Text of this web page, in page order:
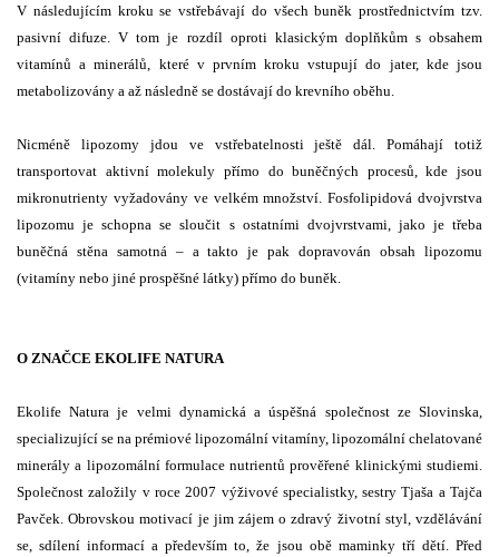
V následujícím kroku se vstřebávají do všech buněk prostřednictvím tzv.
pasivní difuze. V tom je rozdíl oproti klasickým doplňkům s obsahem
vitamínů a minerálů, které v prvním kroku vstupují do jater, kde jsou
metabolizovány a až následně se dostávají do krevního oběhu.
Nicméně lipozomy jdou ve vstřebatelnosti ještě dál. Pomáhají totiž
transportovat aktivní molekuly přímo do buněčných procesů, kde jsou
mikronutrienty vyžadovány ve velkém množství. Fosfolipidová dvojvrstva
lipozomu je schopna se sloučit s ostatními dvojvrstvami, jako je třeba
buněčná stěna samotná – a takto je pak dopravován obsah lipozomu
(vitamíny nebo jiné prospěšné látky) přímo do buněk.
O ZNAČCE EKOLIFE NATURA
Ekolife Natura je velmi dynamická a úspěšná společnost ze Slovinska,
specializující se na prémiové lipozomální vitamíny, lipozomální chelatované
minerály a lipozomální formulace nutrientů prověřené klinickými studiemi.
Společnost založily v roce 2007 výživové specialistky, sestry Tjaša a Tajča
Pavček. Obrovskou motivací je jim zájem o zdravý životní styl, vzdělávání
se, sdílení informací a především to, že jsou obě maminky tří dětí. Před